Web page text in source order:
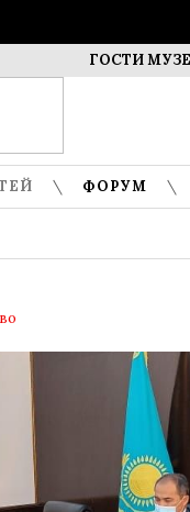
ГОСТИ МУЗЕЯ –
ФОРУМ